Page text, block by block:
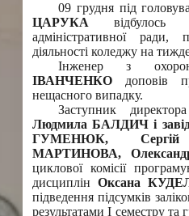
09 грудня під
ЦАРУКА відбулось
адміністративної ради,
діяльності коледжу на
Інженер з
ІВАНЧЕНКО доповів
нещасного випадку.
Заступник
Людмила БАЛДИЧ і
ГУМЕНЮК,
МАРТИНОВА,
циклової комісії
дисциплін Оксана
підведення підсумків
результатами І семестру та